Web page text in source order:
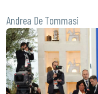
Andrea De Tommasi